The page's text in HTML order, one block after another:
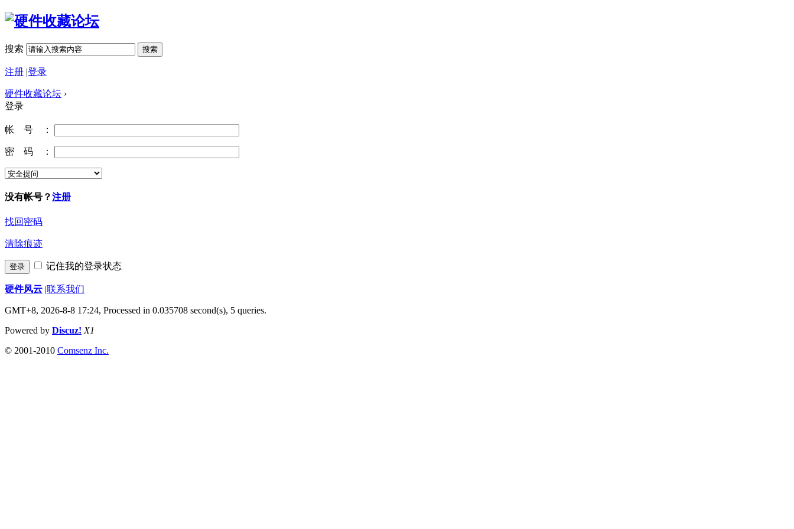
搜索 搜索
注册 |登录
硬件收藏论坛 ›
登录
帐 号 ：
密 码 ：
没有帐号？注册
找回密码
清除痕迹
登录 记住我的登录状态
硬件风云 |联系我们
GMT+8, 2026-8-8 17:24, Processed in 0.035708 second(s), 5 queries.
Powered by Discuz! X1
© 2001-2010 Comsenz Inc.